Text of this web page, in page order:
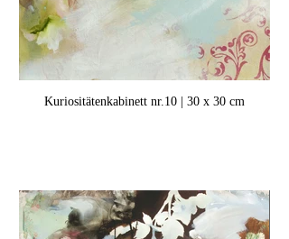
Kuriositätenkabinett nr.10 | 30 x 30 cm